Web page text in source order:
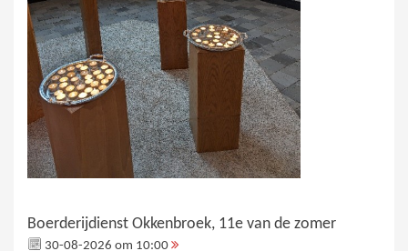
Boerderijdienst Okkenbroek, 11e van de zomer
30-08-2026 om 10:00